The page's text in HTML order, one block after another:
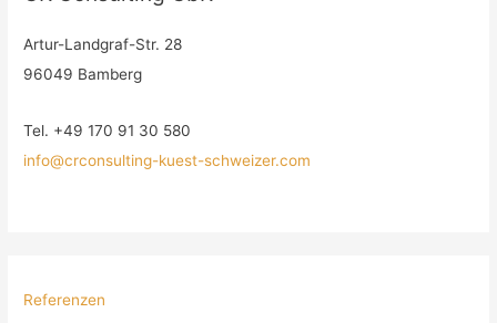
Artur-Landgraf-Str. 28
96049 Bamberg
Tel. +49 170 91 30 580
info@crconsulting-kuest-schweizer.com
Referenzen